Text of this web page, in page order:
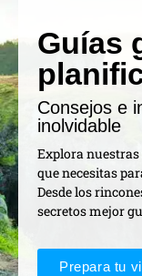
Guías
Consejos e
inolvidable
Explora
que necesitas
Desde los
secretos mejor
Prepara tu